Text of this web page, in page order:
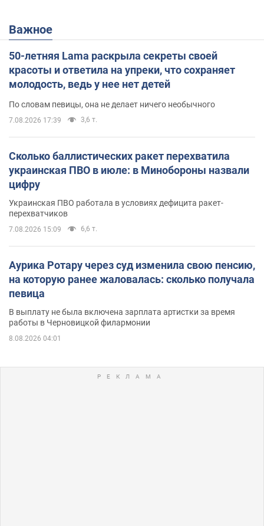
Важное
50-летняя Lama раскрыла секреты своей
красоты и ответила на упреки, что сохраняет
молодость, ведь у нее нет детей
По словам певицы, она не делает ничего необычного
7.08.2026 17:39 3,6 т.
Сколько баллистических ракет перехватила
украинская ПВО в июле: в Минобороны назвали
цифру
Украинская ПВО работала в условиях дефицита ракет-
перехватчиков
7.08.2026 15:09 6,6 т.
Аурика Ротару через суд изменила свою пенсию,
на которую ранее жаловалась: сколько получала
певица
В выплату не была включена зарплата артистки за время
работы в Черновицкой филармонии
8.08.2026 04:01